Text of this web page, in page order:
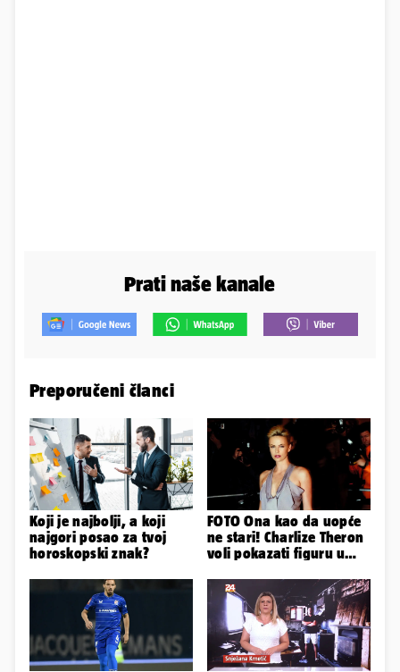
Prati naše kanale
Preporučeni članci
Koji je najbolji, a koji
najgori posao za tvoj
horoskopski znak?
FOTO Ona kao da uopće
ne stari! Charlize Theron
voli pokazati figuru u